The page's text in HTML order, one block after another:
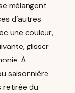
mélangent
d’autres
une couleur,
glisser
À
saisonnière
retirée du